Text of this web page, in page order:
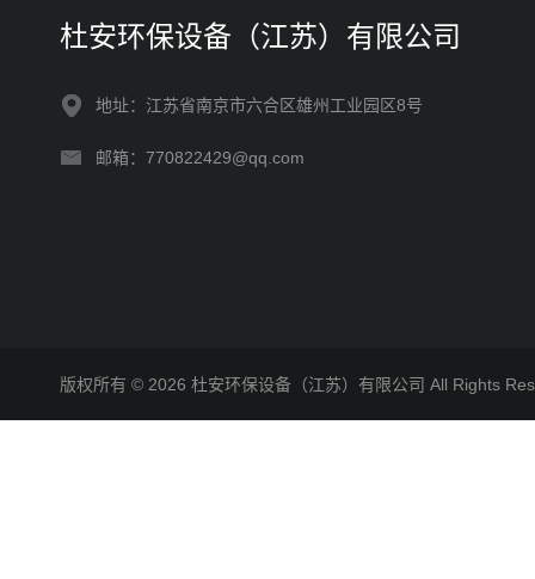
杜安环保设备（江苏）有限公司
地址：江苏省南京市六合区雄州工业园区8号
邮箱：770822429@qq.com
版权所有 © 2026 杜安环保设备（江苏）有限公司 All Rights